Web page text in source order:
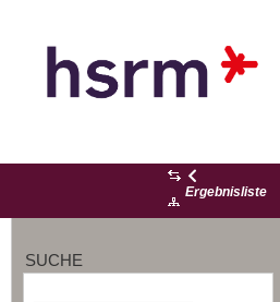
Ergebnisliste
SUCHE